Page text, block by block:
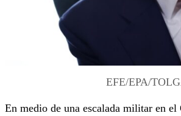
EFE/EPA/
En medio de una escalada militar en